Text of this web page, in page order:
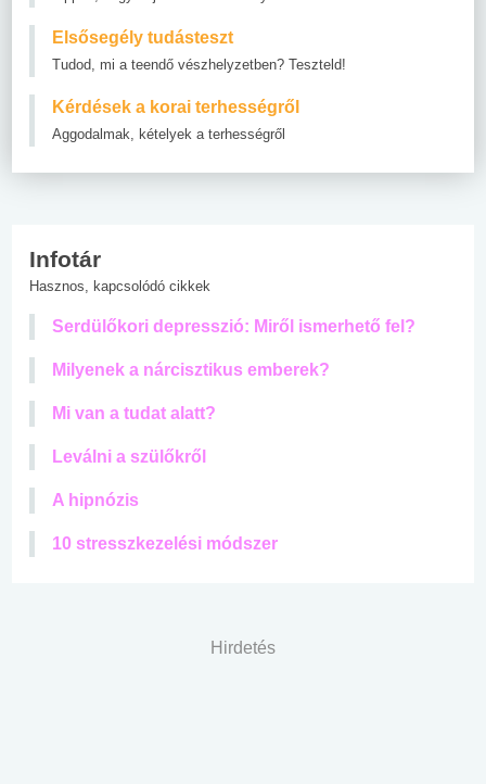
Elsősegély tudásteszt
Tudod, mi a teendő vészhelyzetben? Teszteld!
Kérdések a korai terhességről
Aggodalmak, kételyek a terhességről
Infotár
Hasznos, kapcsolódó cikkek
Serdülőkori depresszió: Miről ismerhető fel?
Milyenek a nárcisztikus emberek?
Mi van a tudat alatt?
Leválni a szülőkről
A hipnózis
10 stresszkezelési módszer
Hirdetés